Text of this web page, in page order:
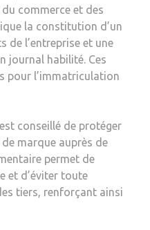
commerce et des
la constitution d’un
de l’entreprise et une
journal habilité. Ces
pour l’immatriculation
conseillé de protéger
marque auprès de
permet de
et d’éviter toute
tiers, renforçant ainsi